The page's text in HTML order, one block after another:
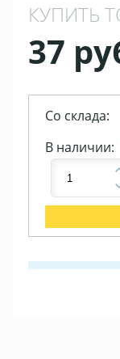
КУПИТЬ
37
Со склада:
В наличии: